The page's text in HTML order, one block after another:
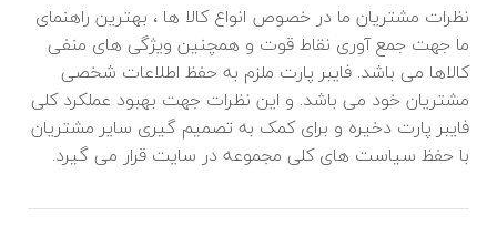
نظرات مشتریان ما در خصوص انواع کالا ها ، بهترین راهنمای
ما جهت جمع آوری نقاط قوت و همچنین ویژگی های منفی
کالاها می باشد. فایبر پارت ملزم به حفظ اطلاعات شخصی
مشتریان خود می باشد. و این نظرات جهت بهبود عملکرد کلی
فایبر پارت دخیره و برای کمک به تصمیم گیری سایر مشتریان
با حفظ سیاست های کلی مجموعه در سایت قرار می گیرد.